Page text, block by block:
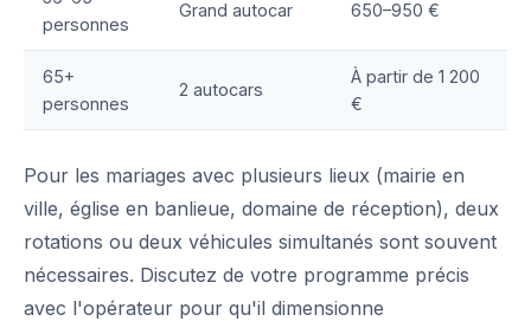
personnes
Grand autocar 650–950 €
65+
personnes
2 autocars
À partir de 1 200
€
Pour les mariages avec plusieurs lieux (mairie en
ville, église en banlieue, domaine de réception), deux
rotations ou deux véhicules simultanés sont souvent
nécessaires. Discutez de votre programme précis
avec l'opérateur pour qu'il dimensionne